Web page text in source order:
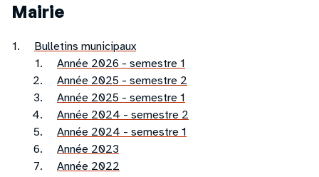
Mairie
Bulletins municipaux
Année 2026 - semestre 1
Année 2025 - semestre 2
Année 2025 - semestre 1
Année 2024 - semestre 2
Année 2024 - semestre 1
Année 2023
Année 2022